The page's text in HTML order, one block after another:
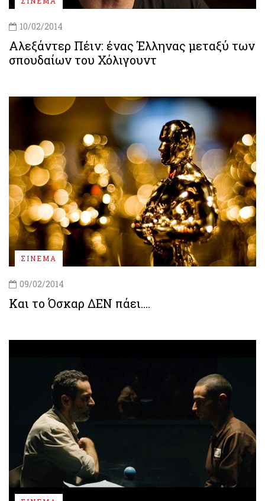
10/02/2014
Αλεξάντερ Πέιν: ένας Έλληνας μεταξύ των
σπουδαίων του Χόλιγουντ
ΣΙΝΕΜΑ
09/02/2014
Και το Όσκαρ ΔΕΝ πάει....